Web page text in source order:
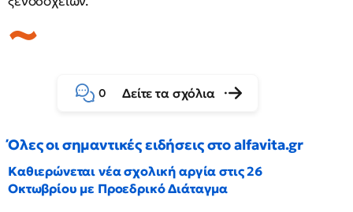
0 Δείτε τα σχόλια
Όλες οι σημαντικές ειδήσεις στο alfavita.gr
Καθιερώνεται νέα σχολική αργία στις 26
Οκτωβρίου με Προεδρικό Διάταγμα